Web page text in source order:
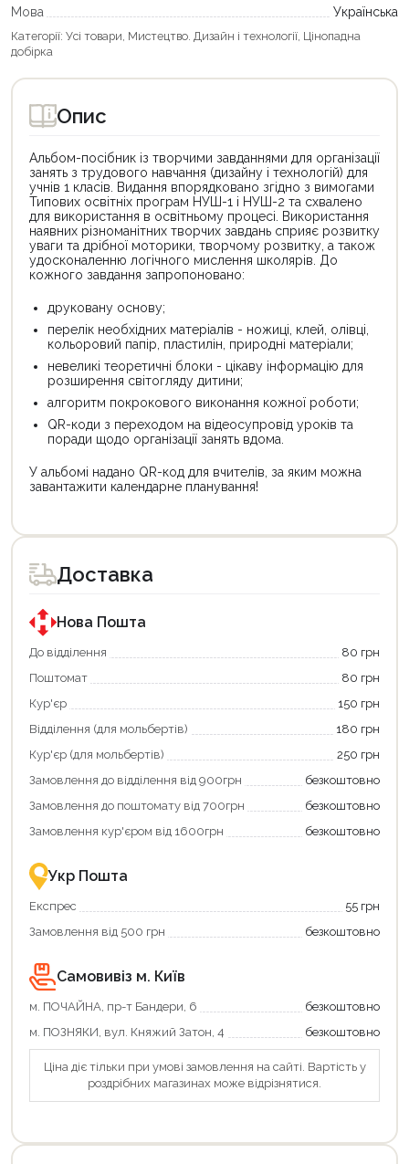
Мова
Українська
Категорії: Усі товари, Мистецтво. Дизайн і технології, Цінопадна
добірка
Опис
Альбом-посібник із творчими завданнями для організації
занять з трудового навчання (дизайну і технологій) для
учнів 1 класів. Видання впорядковано згідно з вимогами
Типових освітніх програм НУШ-1 і НУШ-2 та схвалено
для використання в освітньому процесі. Використання
наявних різноманітних творчих завдань сприяє розвитку
уваги та дрібної моторики, творчому розвитку, а також
удосконаленню логічного мислення школярів. До
кожного завдання запропоновано:
друковану основу;
перелік необхідних матеріалів - ножиці, клей, олівці,
кольоровий папір, пластилін, природні матеріали;
невеликі теоретичні блоки - цікаву інформацію для
розширення світогляду дитини;
алгоритм покрокового виконання кожної роботи;
QR-коди з переходом на відеосупровід уроків та
поради щодо організації занять вдома.
У альбомі надано QR-код для вчителів, за яким можна
завантажити календарне планування!
товар
для
покупки
державною
програмою
єКнига.
Використовуйте
карту
щоб
зекономити
та
отримати
переваги!
картою
єКнига
–
зручно
та
товар
для
покупки
державною
програмою
«Національний
кешбек».
покупку
«Національний
кешбек»
та
отримуйте
повернення
Економте
більше
разом
державною
підтримкою!
Доставка
Нова Пошта
До відділення
80 грн
Поштомат
80 грн
Кур'єр
150 грн
Відділення (для мольбертів)
180 грн
Кур'єр (для мольбертів)
250 грн
Замовлення до відділення від 900грн
безкоштовно
Замовлення до поштомату від 700грн
безкоштовно
Замовлення кур'єром від 1600грн
безкоштовно
Укр Пошта
Експрес
55 грн
Замовлення від 500 грн
безкоштовно
Самовивіз м. Київ
м. ПОЧАЙНА, пр-т Бандери, 6
безкоштовно
м. ПОЗНЯКИ, вул. Княжий Затон, 4
безкоштовно
Ціна діє тільки при умові замовлення на сайті. Вартість у
роздрібних магазинах може відрізнятися.